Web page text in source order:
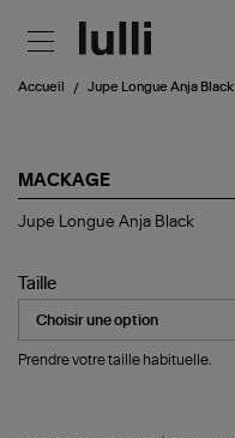
Accueil Jupe Longue Anja Black
MACKAGE
Jupe
Black
Jupe Longue Anja Black
Taille
Prendre votre taille habituelle.